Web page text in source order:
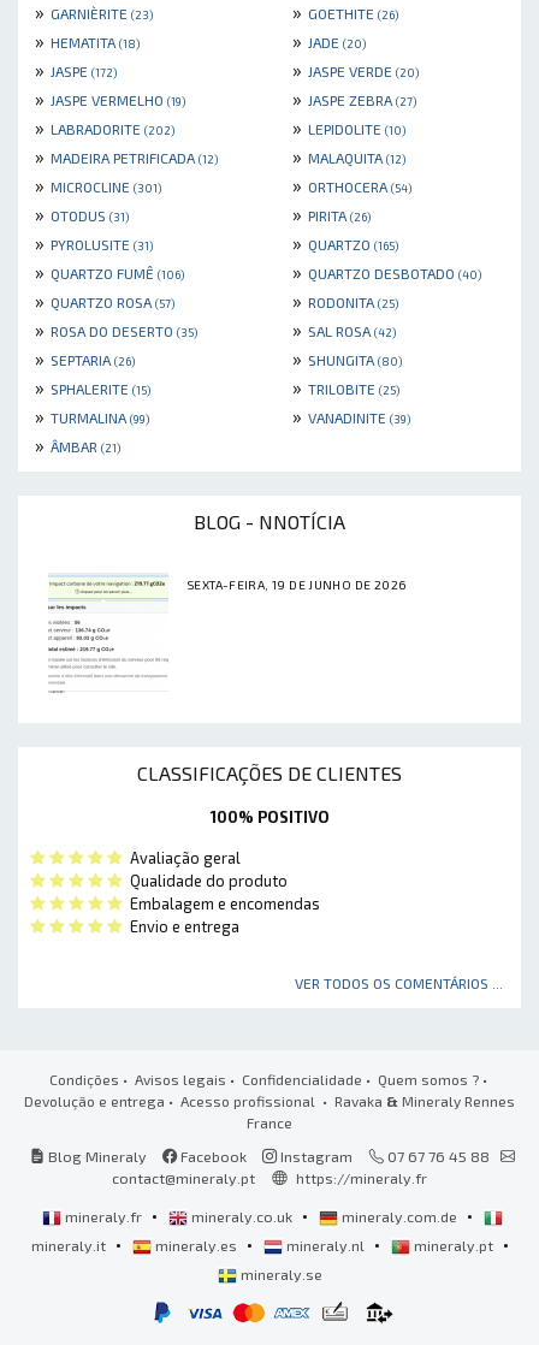
» GARNIÈRITE (23) » GOETHITE (26)
» HEMATITA (18) » JADE (20)
» JASPE (172) » JASPE VERDE (20)
» JASPE VERMELHO (19) » JASPE ZEBRA (27)
» LABRADORITE (202) » LEPIDOLITE (10)
» MADEIRA PETRIFICADA (12) » MALAQUITA (12)
» MICROCLINE (301) » ORTHOCERA (54)
» OTODUS (31) » PIRITA (26)
» PYROLUSITE (31) » QUARTZO (165)
» QUARTZO FUMÊ (106) » QUARTZO DESBOTADO (40)
» QUARTZO ROSA (57) » RODONITA (25)
» ROSA DO DESERTO (35) » SAL ROSA (42)
» SEPTARIA (26) » SHUNGITA (80)
» SPHALERITE (15) » TRILOBITE (25)
» TURMALINA (99) » VANADINITE (39)
» ÂMBAR (21)
BLOG - NNOTÍCIA
SEXTA-FEIRA, 19 DE JUNHO DE 2026
CLASSIFICAÇÕES DE CLIENTES
100% POSITIVO
Avaliação geral
Qualidade do produto
Embalagem e encomendas
Envio e entrega
VER TODOS OS COMENTÁRIOS ...
Condições • Avisos legais • Confidencialidade • Quem somos ?•
Devolução e entrega • Acesso profissional • Ravaka & Mineraly Rennes
France
Blog Mineraly
Facebook Instagram
07 67 76 45 88
contact@mineraly.pt
https://mineraly.fr
mineraly.fr • mineraly.co.uk • mineraly.com.de •
mineraly.it • mineraly.es • mineraly.nl • mineraly.pt •
mineraly.se